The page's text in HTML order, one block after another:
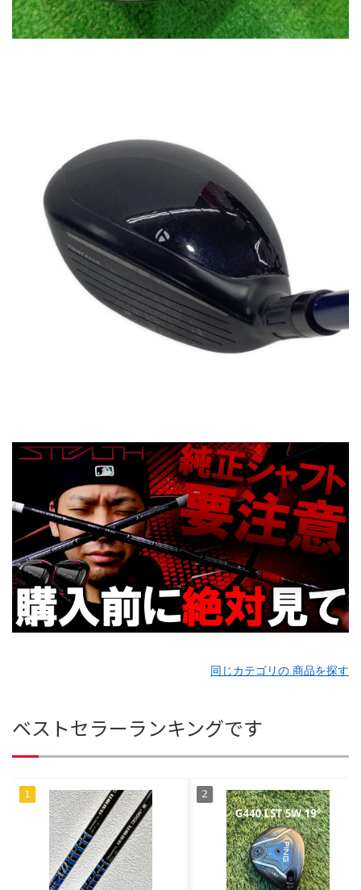
同じカテゴリの 商品を探す
ベストセラーランキングです